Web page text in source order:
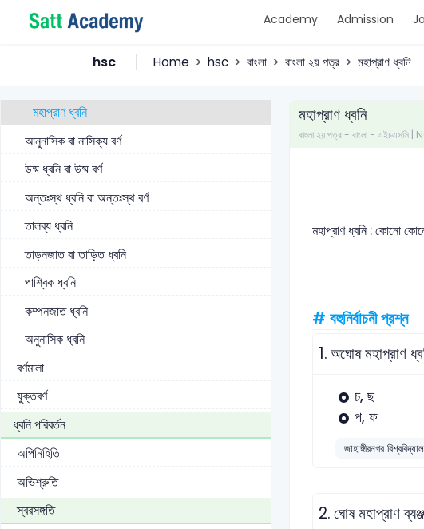
Academy Admission
hsc Home hsc বাংলা বাংলা ২য় পত্র মহাপ্রাণ ধ্বনি
অঘোষ ধ্বনি
মহাপ্রাণ ধ্বনি
আনুনাসিক বা নাসিক্য বর্ণ
উষ্ম ধ্বনি বা উষ্ম বর্ণ
অন্তঃস্থ ধ্বনি বা অন্তঃস্থ বর্ণ
তালব্য ধ্বনি
তাড়নজাত বা তাড়িত ধ্বনি
পাশ্বিক ধ্বনি
কম্পনজাত ধ্বনি
অনুনাসিক ধ্বনি
বর্ণমালা
যুক্তবর্ণ
ধ্বনি পরিবর্তন
অপিনিহিতি
অভিশ্রুতি
স্বরসঙ্গতি
মহাপ্রাণ ধ্বনি
বাংলা ২য় পত্র - বাংলা - এইচএসসি
মহাপ্রাণ ধ্বনি : কোনো
# বহুনির্বাচনী প্রশ্ন
1.অঘোষ মহাপ্রাণ
চ, ছ
প, ফ
জাহাঙ্গীরনগর
2.ঘোষ মহাপ্রাণ